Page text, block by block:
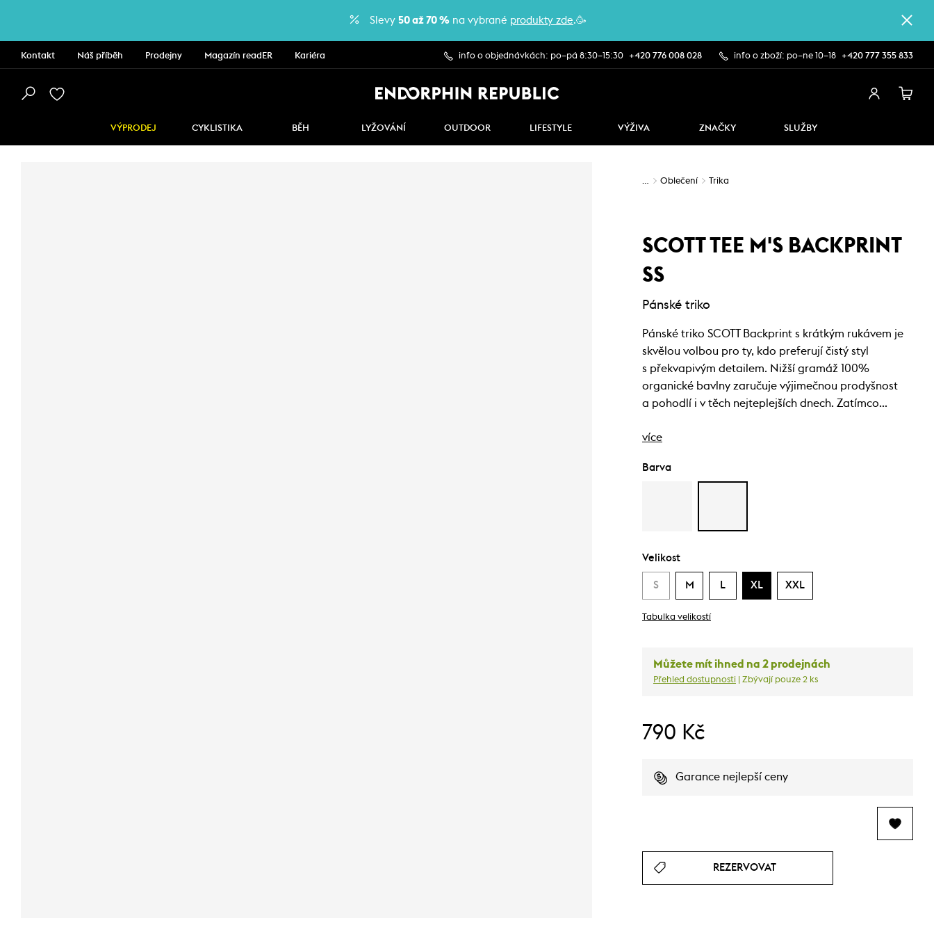
Slevy 50 až 70 % na vybrané produkty zde.🥳
Kontakt Náš příběh Prodejny Magazín readER Kariéra info o objednávkách: po–pá 8:30–15:30 +420 776 008 028 info o zboží: po–ne 10–18 +420 777 355 833
VÝPRODEJ CYKLISTIKA BĚH LYŽOVÁNÍ OUTDOOR LIFESTYLE VÝŽIVA ZNAČKY SLUŽBY
… Oblečení Trika
SCOTT TEE M'S BACKPRINT
SS
Pánské triko
Pánské triko SCOTT Backprint s krátkým rukávem je
skvělou volbou pro ty, kdo preferují čistý styl
s překvapivým detailem. Nižší gramáž 100%
organické bavlny zaručuje výjimečnou prodyšnost
a pohodlí i v těch nejteplejších dnech. Zatímco…
více
Barva
Velikost
S M L XL XXL
Tabulka velikostí
Můžete mít ihned na 2 prodejnách
Přehled dostupnosti | Zbývají pouze 2 ks
790 Kč
Garance nejlepší ceny
REZERVOVAT